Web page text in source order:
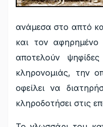
ανάμεσα στο απτό
και τον αφηρημένο
αποτελούν
κληρονομιάς, την
οφείλει να
κληροδοτήσει στις